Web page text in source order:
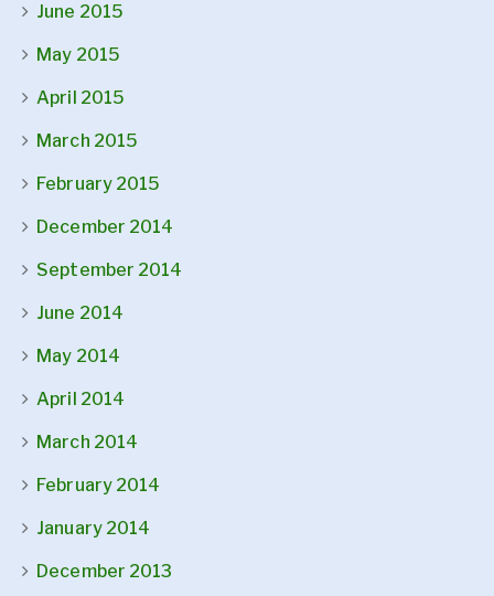
June 2015
May 2015
April 2015
March 2015
February 2015
December 2014
September 2014
June 2014
May 2014
April 2014
March 2014
February 2014
January 2014
December 2013